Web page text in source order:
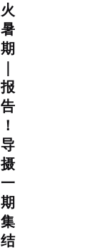
火
暑
期
报
告
！
导
摄
一
期
集
结